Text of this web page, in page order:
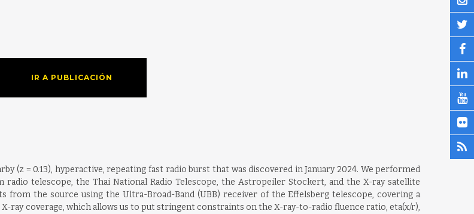
IR A PUBLICACIÓN
(z = 0.13), hyperactive, repeating fast radio burst that was discovered in January 2024. We performed
telescope, the Thai National Radio Telescope, the Astropeiler Stockert, and the X-ray satellite
from the source using the Ultra-Broad-Band (UBB) receiver of the Effelsberg telescope, covering a
ray coverage, which allows us to put stringent constraints on the X-ray-to-radio fluence ratio, eta(x/r),